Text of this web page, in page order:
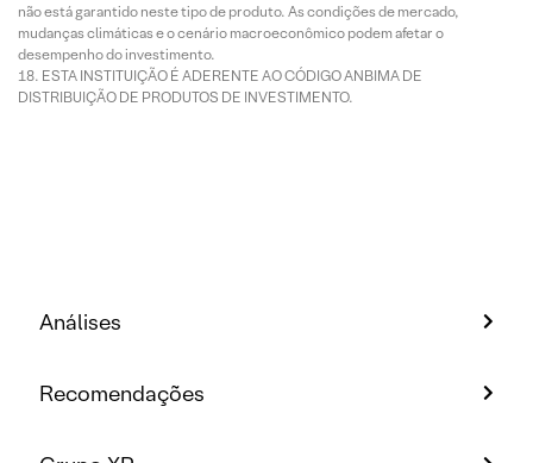
não está garantido neste tipo de produto. As condições de mercado,
mudanças climáticas e o cenário macroeconômico podem afetar o
desempenho do investimento.
ESTA INSTITUIÇÃO É ADERENTE AO CÓDIGO ANBIMA DE
DISTRIBUIÇÃO DE PRODUTOS DE INVESTIMENTO.
Análises
Recomendações